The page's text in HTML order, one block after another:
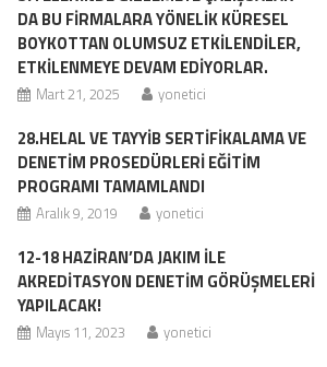
DA BU FİRMALARA YÖNELİK KÜRESEL
BOYKOTTAN OLUMSUZ ETKİLENDİLER,
ETKİLENMEYE DEVAM EDİYORLAR.
Mart 21, 2025 yonetici
28.HELAL VE TAYYİB SERTİFİKALAMA VE
DENETİM PROSEDÜRLERİ EĞİTİM
PROGRAMI TAMAMLANDI
Aralık 9, 2019 yonetici
12-18 HAZİRAN’DA JAKIM İLE
AKREDİTASYON DENETİM GÖRÜŞMELERİ
YAPILACAK!
Mayıs 11, 2023 yonetici